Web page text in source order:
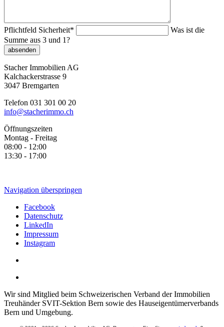
Pflichtfeld Sicherheit*
Was ist die
Summe aus 3 und 1?
absenden
Stacher Immobilien AG
Kalchackerstrasse 9
3047 Bremgarten
Telefon 031 301 00 20
info@stacherimmo.ch
Öffnungszeiten
Montag - Freitag
08:00 - 12:00
13:30 - 17:00
Navigation überspringen
Facebook
Datenschutz
LinkedIn
Impressum
Instagram
Wir sind Mitglied beim Schweizerischen Verband der Immobilien
Treuhänder SVIT-Sektion Bern sowie des Hauseigentümerverbands
Bern und Umgebung.